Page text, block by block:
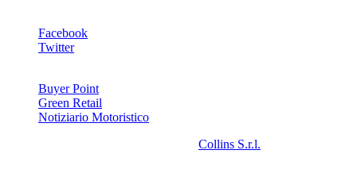
Facebook
Twitter
Buyer Point
Green Retail
Notiziario Motoristico
Collins S.r.l.